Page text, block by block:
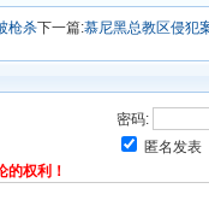
枪杀下一篇:慕尼黑总教区侵犯
密码:
匿名发表
权利！